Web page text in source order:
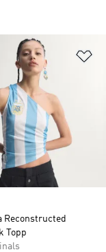
Reconstructed
Topp